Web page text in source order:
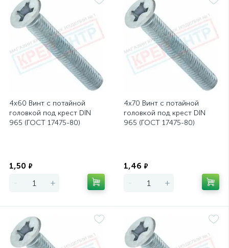
4х60 Винт с потайной
головкой под крест DIN
965 (ГОСТ 17475-80)
1,50 ₽
- +
4х70 Винт с потайной
головкой под крест DIN
965 (ГОСТ 17475-80)
1,46 ₽
- +